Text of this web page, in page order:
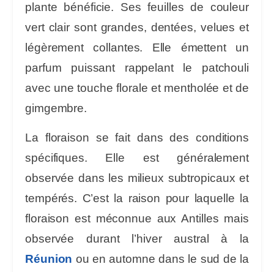
plante bénéficie. Ses feuilles de couleur
vert clair sont grandes, dentées, velues et
légèrement collantes. Elle émettent un
parfum puissant rappelant le patchouli
avec une touche florale et mentholée et de
gimgembre.
La floraison se fait dans des conditions
spécifiques. Elle est généralement
observée dans les milieux subtropicaux et
tempérés. C’est la raison pour laquelle la
floraison est méconnue aux Antilles mais
observée durant l’hiver austral à la
Réunion ou en automne dans le sud de la